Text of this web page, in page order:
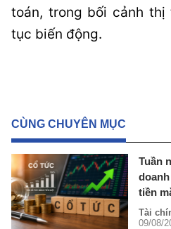
toán, trong bối cảnh
tục biến động.
CÙNG CHUYÊN MỤC
Tuần
tiền
Tài
09/08/